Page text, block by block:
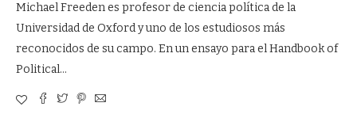
Michael Freeden es profesor de ciencia política de la
Universidad de Oxford y uno de los estudiosos más
reconocidos de su campo. En un ensayo para el Handbook of
Political…